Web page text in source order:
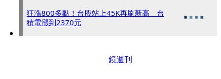
狂漲800多點！台股站上45K再刷新高 台
積電漲到2370元
鏡週刊